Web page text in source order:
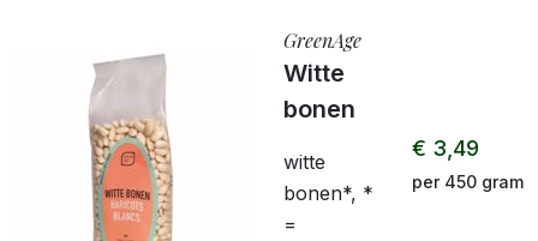
GreenAge
Witte
bonen
witte
bonen*, *
=
€ 3,49
per 450 gram